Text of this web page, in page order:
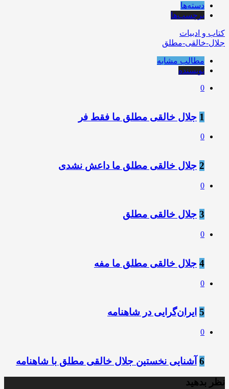
دسته‌ها
برچسب‌ها
کتاب و ادبیات
جلال-خالقی-مطلق
مطالب مشابه
نویسنده
0
1 جلال خالقی مطلق ما فقط فر
0
2 جلال خالقی مطلق ما داعش نشدی
0
3 جلال خالقی مطلق
0
4 جلال خالقی مطلق ما مفه
0
5 ايران‌گرايی در شاهنامه
0
6 آشنایی نخستین جلال خالقی مطلق با شاهنامه
نظر بدهید